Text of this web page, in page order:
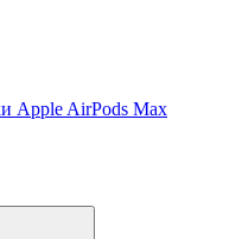
Apple AirPods Max